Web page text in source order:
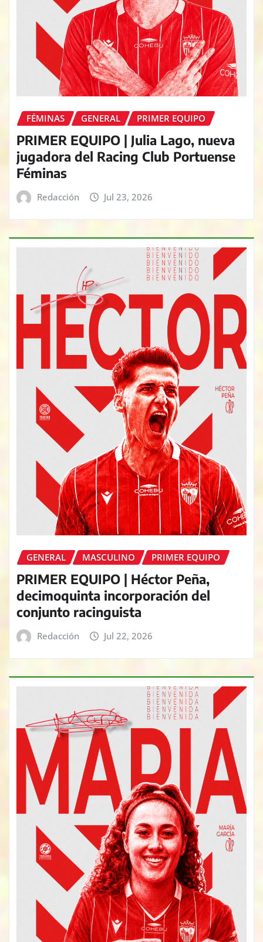
FÉMINAS GENERAL PRIMER EQUIPO
PRIMER EQUIPO | Julia Lago, nueva
jugadora del Racing Club Portuense
Féminas
Redacción Jul 23, 2026
GENERAL MASCULINO PRIMER EQUIPO
PRIMER EQUIPO | Héctor Peña,
decimoquinta incorporación del
conjunto racinguista
Redacción Jul 22, 2026